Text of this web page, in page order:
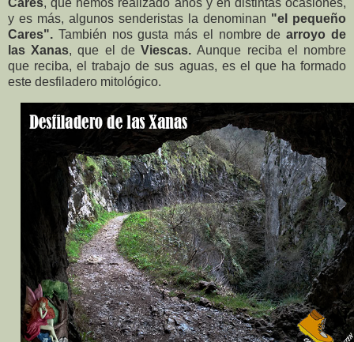
y es más, algunos senderistas la denominan "el pequeño
Cares". También nos gusta más el nombre de arroyo de
las Xanas, que el deViescas.Aunque reciba el nombre
que reciba, el trabajo de sus aguas, es el que ha formado
este desfiladero mitológico.